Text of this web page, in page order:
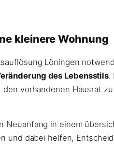
kleinere Wohnung
Löningen
des Lebensstils.
vorhandenen Hausrat
in einem
und dabei helfen,